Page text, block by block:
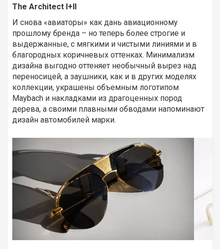
The Architect I+
И снова «авиаторы» как дань авиационному
прошлому бренда – но теперь более строгие и
выдержанные, с мягкими и чистыми линиями и в
благородных коричневых оттенках. Минимализм
дизайна выгодно оттеняет необычный вырез над
переносицей, а заушники, как и в других моделях
коллекции, украшены объемным логотипом
Maybach и накладками из драгоценных пород
дерева, а своими плавными обводами напоминают
дизайн автомобилей марки.